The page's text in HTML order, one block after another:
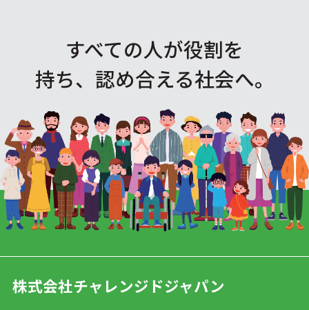
すべての人が役割を
持ち、認め合える社会へ。
株式会社チャレンジドジャパン